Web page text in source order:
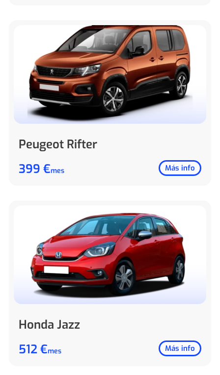
Peugeot Rifter
399 €mes Más info
Honda Jazz
512 €mes Más info